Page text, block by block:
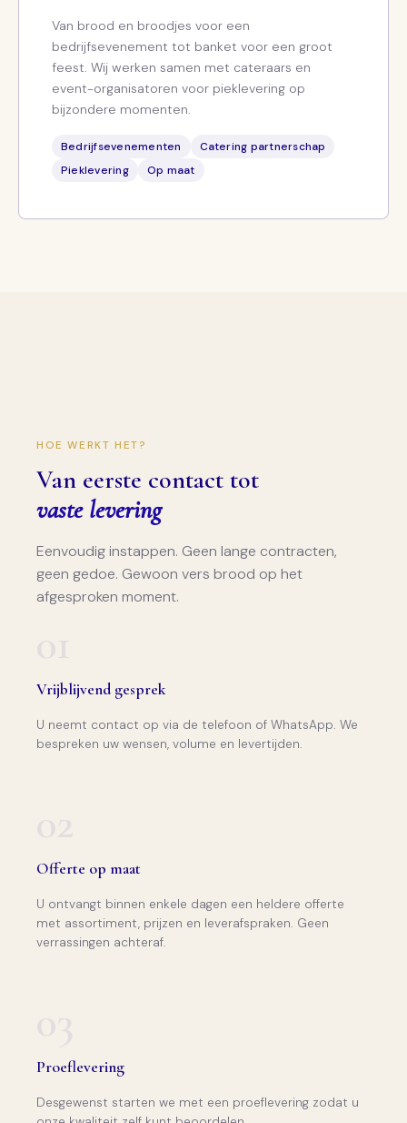
Van brood en broodjes voor een
bedrijfsevenement tot banket voor een groot
feest. Wij werken samen met cateraars en
event-organisatoren voor pieklevering op
bijzondere momenten.
Bedrijfsevenementen
Catering partnerschap
Pieklevering
Op maat
HOE WERKT HET?
Van eerste contact tot
vaste levering
Eenvoudig instappen. Geen lange contracten,
geen gedoe. Gewoon vers brood op het
afgesproken moment.
Vrijblijvend gesprek
U neemt contact op via de telefoon of WhatsApp. We
bespreken uw wensen, volume en levertijden.
Offerte op maat
U ontvangt binnen enkele dagen een heldere offerte
met assortiment, prijzen en leverafspraken. Geen
verrassingen achteraf.
Proeflevering
Desgewenst starten we met een proeflevering zodat u